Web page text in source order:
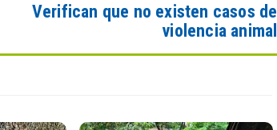
Verifican que no existen casos de
violencia animal